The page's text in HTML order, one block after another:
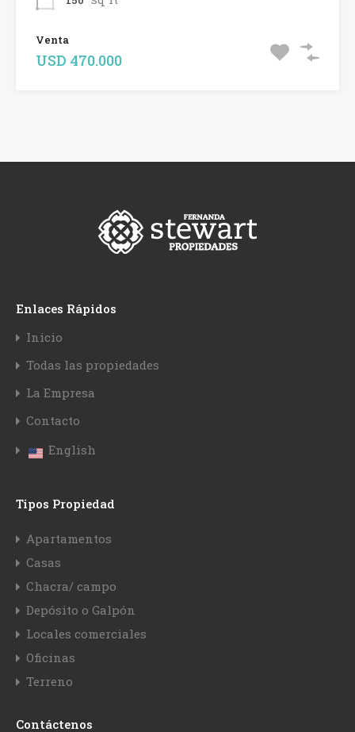
Venta
USD 470.000
Enlaces Rápidos
Inicio
Todas las propiedades
La Empresa
Contacto
English
Tipos Propiedad
Apartamentos
Casas
Chacra/ campo
Depósito o Galpón
Locales comerciales
Oficinas
Terreno
Contáctenos